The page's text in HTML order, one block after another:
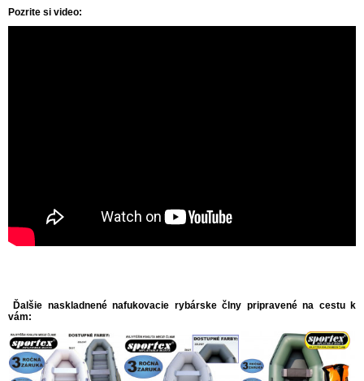
Pozrite si video:
Ďalšie naskladnené nafukovacie rybárske člny pripravené na cestu k
vám: